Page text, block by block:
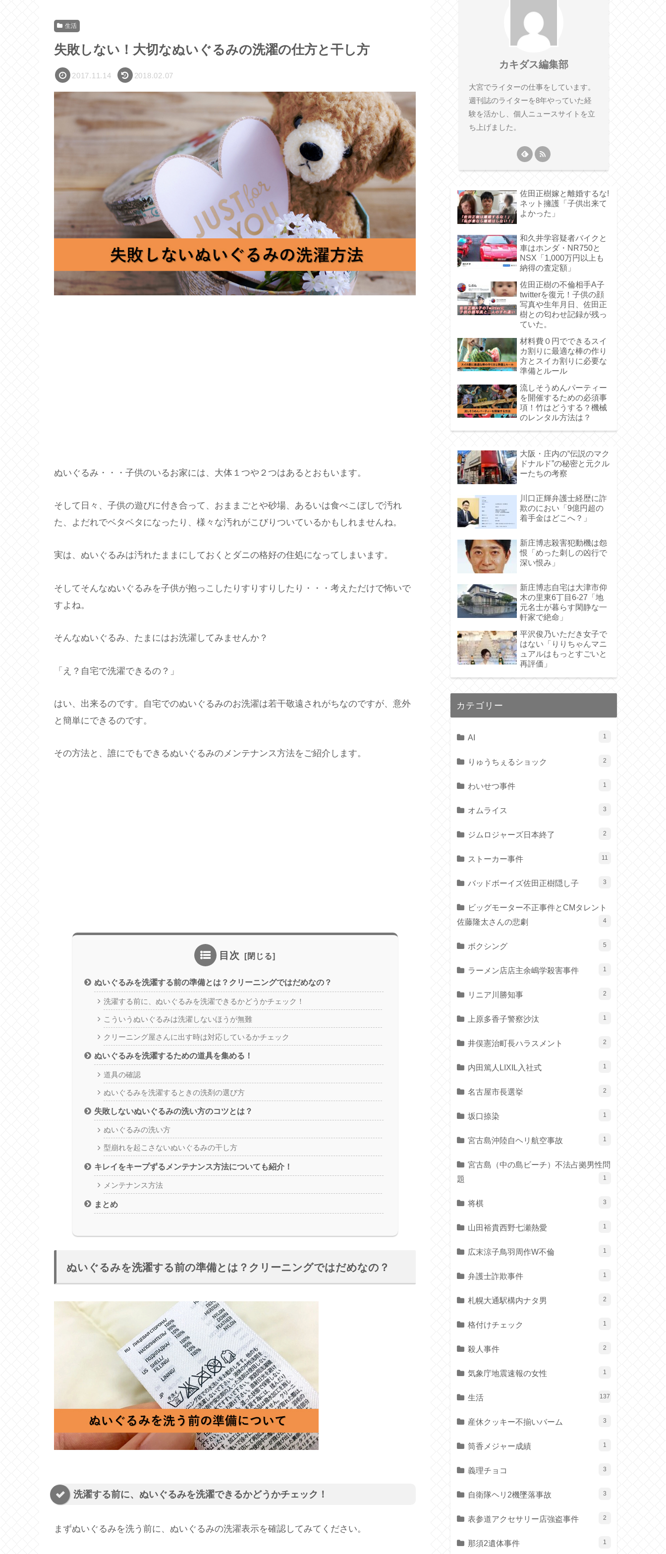
生活
失敗しない！大切なぬいぐるみの洗濯の仕方と干し方
2017.11.14 2018.02.07
ぬいぐるみ・・・子供のいるお家には、大体１つや２つはあるとおもいます。
そして日々、子供の遊びに付き合って、おままごとや砂場、あるいは食べこぼしで汚れ
た、よだれでベタベタになったり、様々な汚れがこびりついているかもしれませんね。
実は、ぬいぐるみは汚れたままにしておくとダニの格好の住処になってしまいます。
そしてそんなぬいぐるみを子供が抱っこしたりすりすりしたり・・・考えただけで怖いで
すよね。
そんなぬいぐるみ、たまにはお洗濯してみませんか？
「え？自宅で洗濯できるの？」
はい、出来るのです。自宅でのぬいぐるみのお洗濯は若干敬遠されがちなのですが、意外
と簡単にできるのです。
その方法と、誰にでもできるぬいぐるみのメンテナンス方法をご紹介します。
目次
ぬいぐるみを洗濯する前の準備とは？クリーニングではだめなの？
洗濯する前に、ぬいぐるみを洗濯できるかどうかチェック！
こういうぬいぐるみは洗濯しないほうが無難
クリーニング屋さんに出す時は対応しているかチェック
ぬいぐるみを洗濯するための道具を集める！
道具の確認
ぬいぐるみを洗濯するときの洗剤の選び方
失敗しないぬいぐるみの洗い方のコツとは？
ぬいぐるみの洗い方
型崩れを起こさないぬいぐるみの干し方
キレイをキープずるメンテナンス方法についても紹介！
メンテナンス方法
まとめ
ぬいぐるみを洗濯する前の準備とは？クリーニングではだめなの？
洗濯する前に、ぬいぐるみを洗濯できるかどうかチェック！
まずぬいぐるみを洗う前に、ぬいぐるみの洗濯表示を確認してみてください。
カキダス編集部
大宮でライターの仕事をしています。
週刊誌のライターを8年やっていた経
験を活かし、個人ニュースサイトを立
ち上げました。
佐田正樹嫁と離婚するな!
ネット擁護「子供出来て
よかった」
和久井学容疑者バイクと
車はホンダ・NR750と
NSX「1,000万円以上も
納得の査定額」
佐田正樹の不倫相手A子
twitterを復元！子供の顔
写真や生年月日、佐田正
樹との匂わせ記録が残っ
ていた。
材料費０円でできるスイ
カ割りに最適な棒の作り
方とスイカ割りに必要な
準備とルール
流しそうめんパーティー
を開催するための必須事
項！竹はどうする？機械
のレンタル方法は？
大阪・庄内の“伝説のマク
ドナルド”の秘密と元クル
ーたちの考察
川口正輝弁護士経歴に詐
欺のにおい「9億円超の
着手金はどこへ？」
新庄博志殺害犯動機は怨
恨「めった刺しの凶行で
深い恨み」
新庄博志自宅は大津市仰
木の里東6丁目6-27「地
元名士が暮らす閑静な一
軒家で絶命」
平沢俊乃いただき女子で
はない「りりちゃんマニ
ュアルはもっとすごいと
再評価」
カテゴリー
AI 1
りゅうちぇるショック 2
わいせつ事件 1
オムライス 3
ジムロジャーズ日本終了 2
ストーカー事件 11
バッドボーイズ佐田正樹隠し子 3
ビッグモーター不正事件とCMタレント
佐藤隆太さんの悲劇
4
ボクシング 5
ラーメン店店主余嶋学殺害事件 1
リニア川勝知事 2
上原多香子警察沙汰 1
井俣憲治町長ハラスメント 2
内田篤人LIXIL入社式 1
名古屋市長選挙 2
坂口捺染 1
宮古島沖陸自ヘリ航空事故 1
宮古島（中の島ビーチ）不法占拠男性問
題
1
将棋 3
山田裕貴西野七瀬熱愛 1
広末涼子鳥羽周作W不倫 1
弁護士詐欺事件 1
札幌大通駅構内ナタ男 2
格付けチェック 1
殺人事件 2
気象庁地震速報の女性 1
生活 137
産休クッキー不揃いバーム 3
筒香メジャー成績 1
義理チョコ 3
自衛隊ヘリ2機墜落事故 3
表参道アクセサリー店強盗事件 2
那須2遺体事件 1